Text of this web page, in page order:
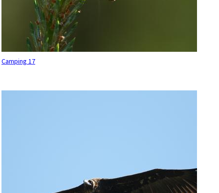
Camping 17